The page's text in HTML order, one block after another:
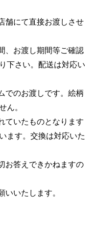
舗にて直接お渡しさせ
、お渡し期間等ご確認
下さい。配送は対応い
でのお渡しです。絵柄
ん。
ていたものとなります
ます。交換は対応いた
お答えできかねますの
いたします。